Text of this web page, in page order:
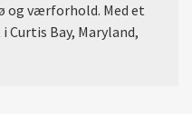
og værforhold. Med et
Bay, Maryland,